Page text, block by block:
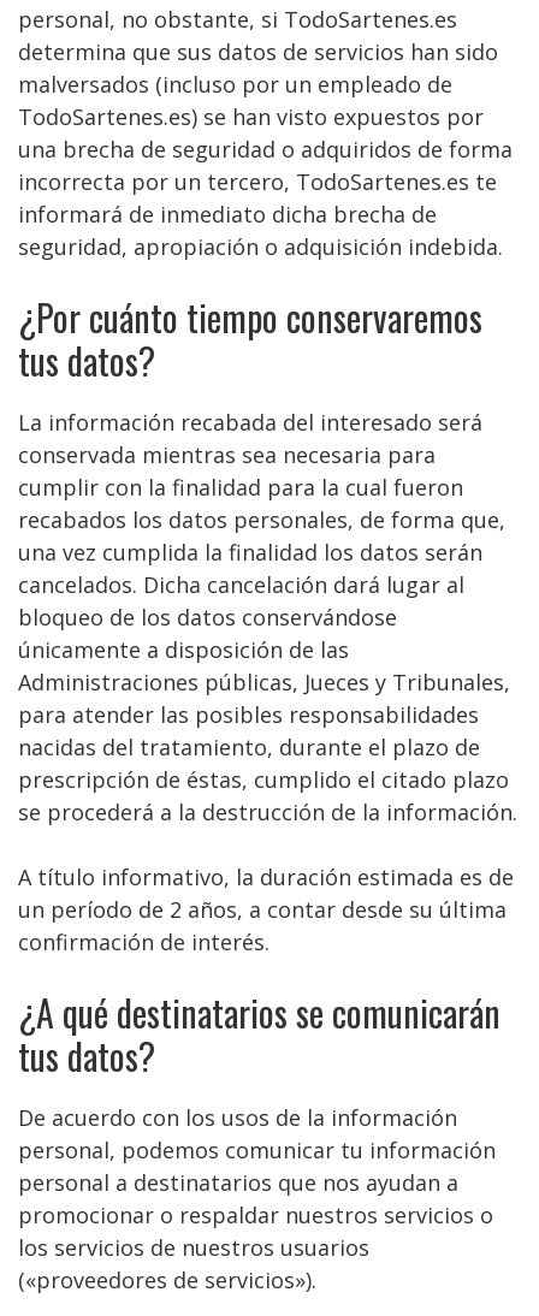
personal, no obstante, si TodoSartenes.es
determina que sus datos de servicios han sido
malversados (incluso por un empleado de
TodoSartenes.es) se han visto expuestos por
una brecha de seguridad o adquiridos de forma
incorrecta por un tercero, TodoSartenes.es te
informará de inmediato dicha brecha de
seguridad, apropiación o adquisición indebida.
¿Por cuánto tiempo conservaremos
tus datos?
La información recabada del interesado será
conservada mientras sea necesaria para
cumplir con la finalidad para la cual fueron
recabados los datos personales, de forma que,
una vez cumplida la finalidad los datos serán
cancelados. Dicha cancelación dará lugar al
bloqueo de los datos conservándose
únicamente a disposición de las
Administraciones públicas, Jueces y Tribunales,
para atender las posibles responsabilidades
nacidas del tratamiento, durante el plazo de
prescripción de éstas, cumplido el citado plazo
se procederá a la destrucción de la información.
A título informativo, la duración estimada es de
un período de 2 años, a contar desde su última
confirmación de interés.
¿A qué destinatarios se comunicarán
tus datos?
De acuerdo con los usos de la información
personal, podemos comunicar tu información
personal a destinatarios que nos ayudan a
promocionar o respaldar nuestros servicios o
los servicios de nuestros usuarios
(«proveedores de servicios»).